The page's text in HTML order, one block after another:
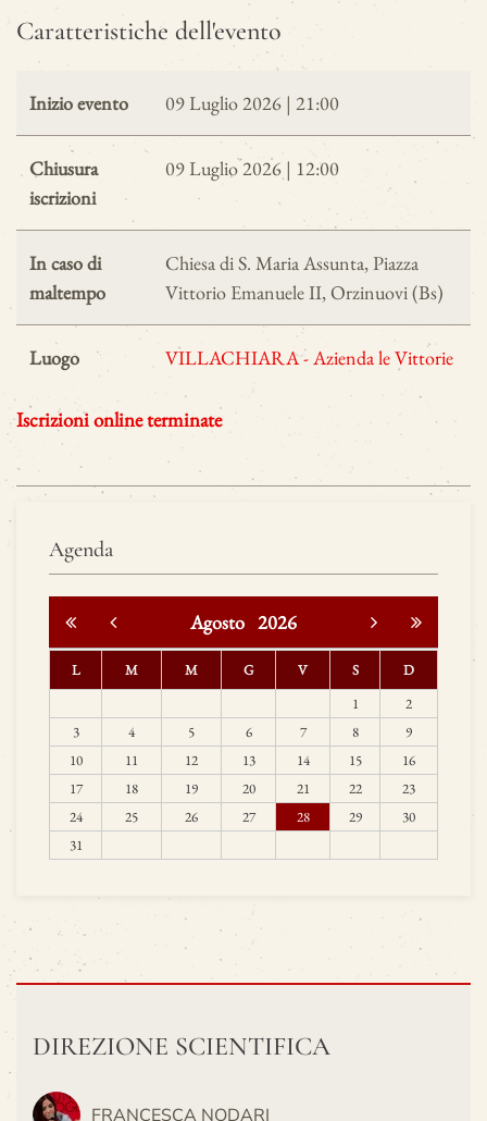
Caratteristiche dell'evento
Inizio evento 09 Luglio 2026 | 21:00
Chiusura
iscrizioni
09 Luglio 2026 | 12:00
In caso di
maltempo
Chiesa di S. Maria Assunta, Piazza
Vittorio Emanuele II, Orzinuovi (Bs)
Luogo VILLACHIARA - Azienda le Vittorie
Iscrizioni online terminate
Agenda
Agosto 2026
L M M G V S
D
1
2
3
4 5 6 7 8
9
10
11 12 13 14 15
16
17
18 19 20 21 22
23
24
25 26 27 28 29
30
31
DIREZIONE SCIENTIFICA
FRANCESCA NODARI